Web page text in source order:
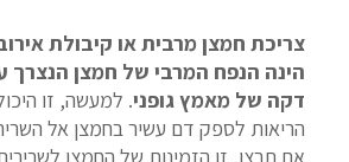
צריכת חמצן מרבית או קיבולת
הינה הנפח המרבי של חמצן הנצרך
דקה של מאמץ גופני. למעשה, זו
הריאות לספק דם עשיר בחמצן אל
אם תרצו, זו הזמינות של החמצן